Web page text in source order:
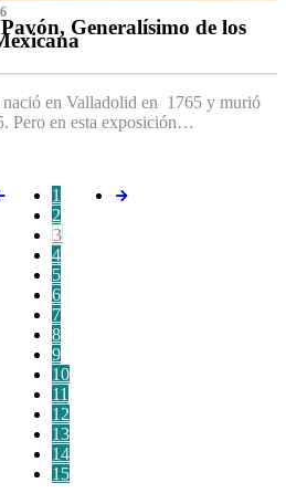
Generalísimo de los
en Valladolid en 1765 y murió
Pero en esta exposición…
1
2
3
4
5
6
7
8
9
10
11
12
13
14
15